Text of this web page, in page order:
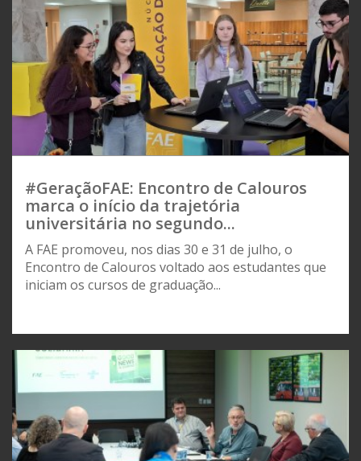
#GeraçãoFAE: Encontro de Calouros
marca o início da trajetória
universitária no segundo...
A FAE promoveu, nos dias 30 e 31 de julho, o
Encontro de Calouros voltado aos estudantes que
iniciam os cursos de graduação...